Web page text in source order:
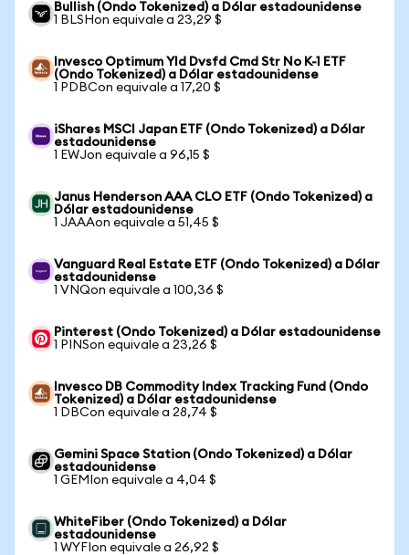
Bullish (Ondo Tokenized) a Dólar estadounidense
1 BLSHon equivale a 23,29 $
Invesco Optimum Yld Dvsfd Cmd Str No K-1 ETF
(Ondo Tokenized) a Dólar estadounidense
1 PDBCon equivale a 17,20 $
iShares MSCI Japan ETF (Ondo Tokenized) a Dólar
estadounidense
1 EWJon equivale a 96,15 $
Janus Henderson AAA CLO ETF (Ondo Tokenized) a
Dólar estadounidense
1 JAAAon equivale a 51,45 $
Vanguard Real Estate ETF (Ondo Tokenized) a Dólar
estadounidense
1 VNQon equivale a 100,36 $
Pinterest (Ondo Tokenized) a Dólar estadounidense
1 PINSon equivale a 23,26 $
Invesco DB Commodity Index Tracking Fund (Ondo
Tokenized) a Dólar estadounidense
1 DBCon equivale a 28,74 $
Gemini Space Station (Ondo Tokenized) a Dólar
estadounidense
1 GEMIon equivale a 4,04 $
WhiteFiber (Ondo Tokenized) a Dólar
estadounidense
1 WYFIon equivale a 26,92 $